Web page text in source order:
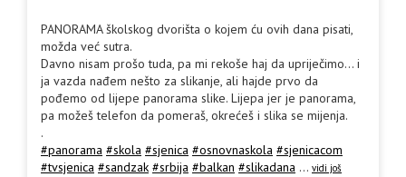
PANORAMA školskog dvorišta o kojem ću ovih dana pisati,
možda već sutra.
Davno nisam prošo tuda, pa mi rekoše haj da upriječimo... i
ja vazda nađem nešto za slikanje, ali hajde prvo da
pođemo od lijepe panorama slike. Lijepa jer je panorama,
pa možeš telefon da pomeraš, okrećeš i slika se mijenja.
.
#panorama #skola #sjenica #osnovnaskola #sjenicacom
#tvsjenica #sandzak #srbija #balkan #slikadana ... vidi još